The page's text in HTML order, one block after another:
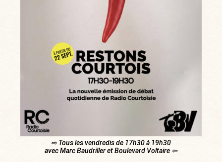
⇨ Tous les vendredis de 17h30 à 19h30
avec Marc Baudriller et Boulevard Voltaire ⇦